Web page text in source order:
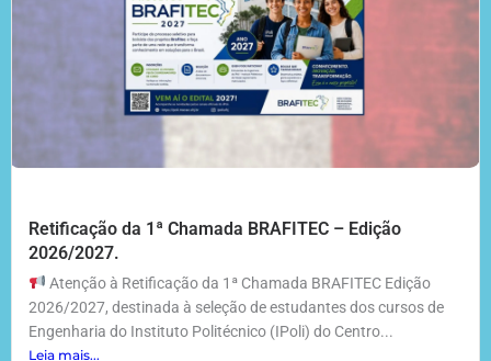
Retificação da 1ª Chamada BRAFITEC – Edição
2026/2027.
Atenção à Retificação da 1ª Chamada BRAFITEC Edição
2026/2027, destinada à seleção de estudantes dos cursos de
Engenharia do Instituto Politécnico (IPoli) do Centro...
Leia mais...